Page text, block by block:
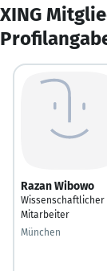
XING
Razan Wibowo
Wissenschaftlicher
Mitarbeiter
München